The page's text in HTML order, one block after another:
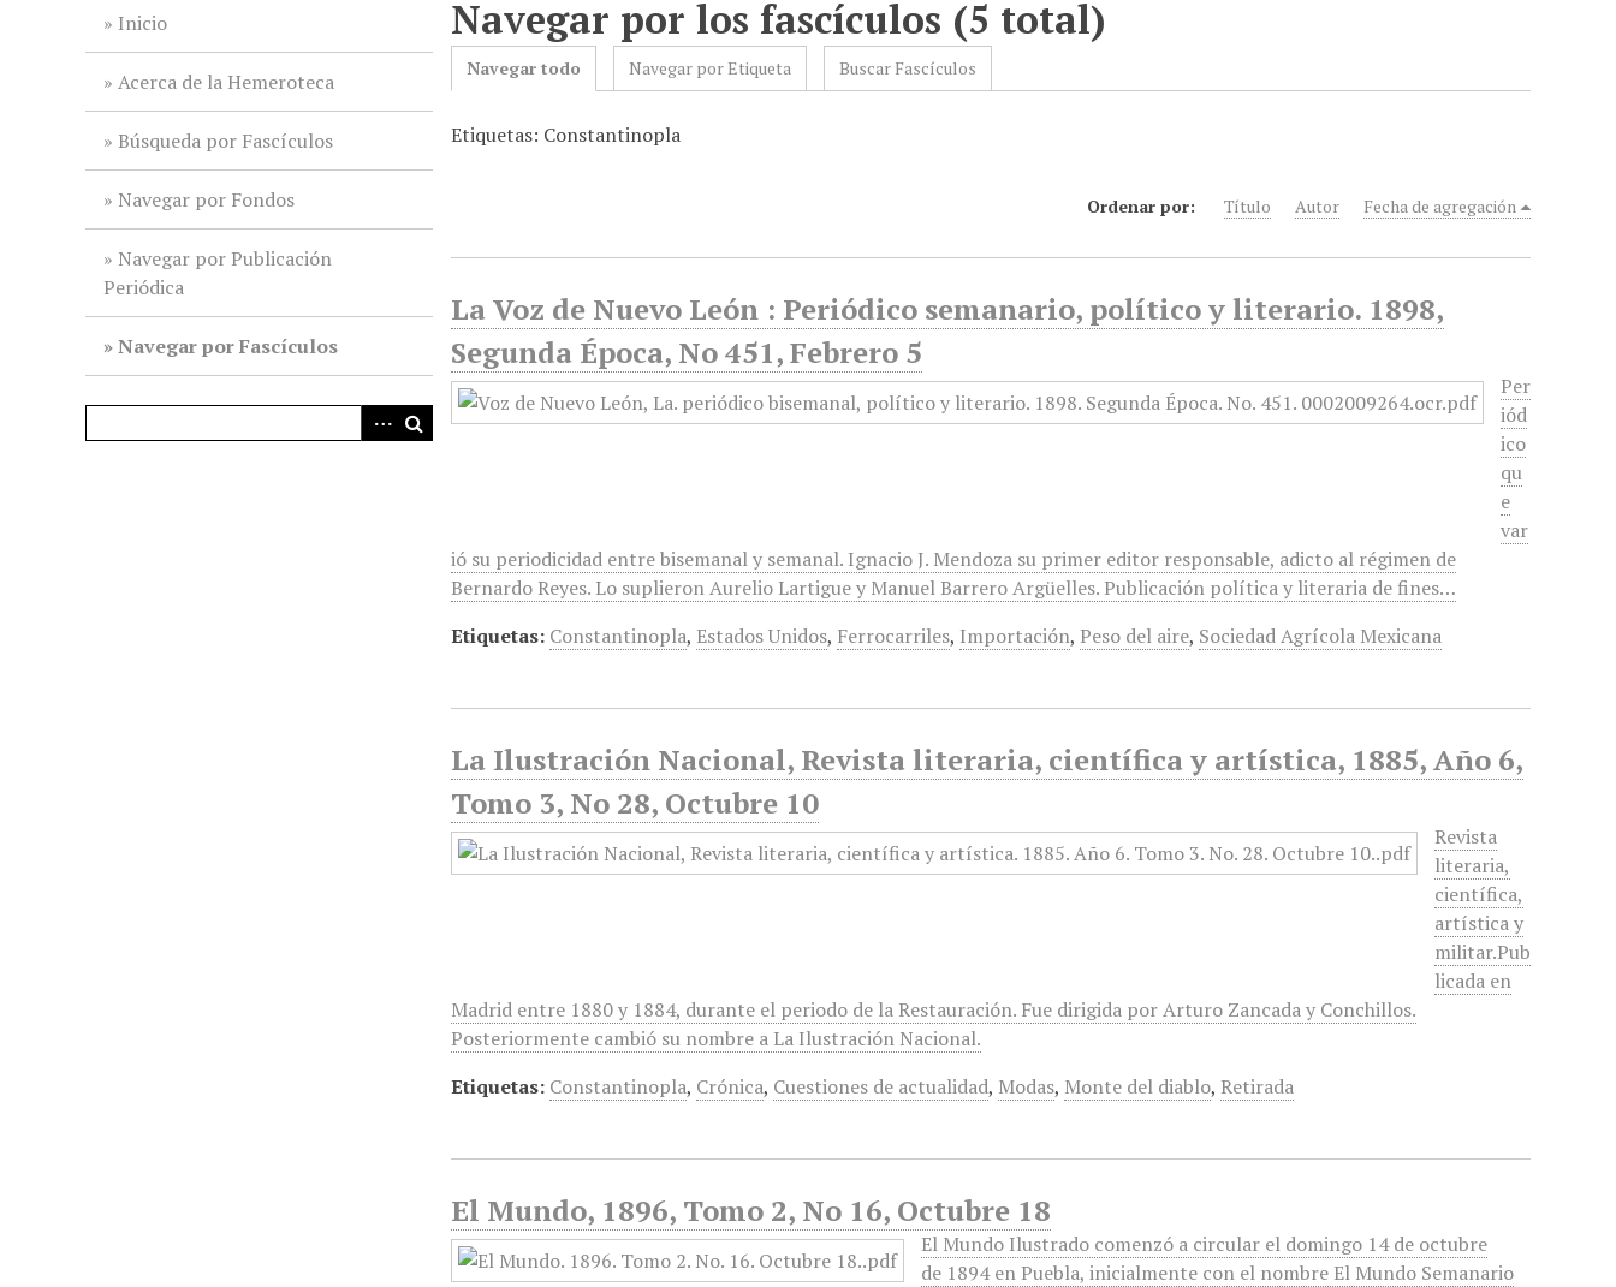
Inicio
Acerca de la Hemeroteca
Búsqueda por Fascículos
Navegar por Fondos
Navegar por Publicación
Periódica
Navegar por Fascículos
Navegar por los fascículos (5 total)
Navegar todo Navegar por Etiqueta Buscar Fascículos
Etiquetas: Constantinopla
Ordenar por: Título Autor Fecha de agregación
La Voz de Nuevo León : Periódico semanario, político y literario. 1898,
Segunda Época, No 451, Febrero 5
Per
iód
ico
qu
e
var
ió su periodicidad entre bisemanal y semanal. Ignacio J. Mendoza su primer editor responsable, adicto al régimen de
Bernardo Reyes. Lo suplieron Aurelio Lartigue y Manuel Barrero Argüelles. Publicación política y literaria de fines…
Etiquetas: Constantinopla, Estados Unidos, Ferrocarriles, Importación, Peso del aire, Sociedad Agrícola Mexicana
La Ilustración Nacional, Revista literaria, científica y artística, 1885, Año 6,
Tomo 3, No 28, Octubre 10
Revista
literaria,
científica,
artística y
militar.Pub
licada en
Madrid entre 1880 y 1884, durante el periodo de la Restauración. Fue dirigida por Arturo Zancada y Conchillos.
Posteriormente cambió su nombre a La Ilustración Nacional.
Etiquetas: Constantinopla, Crónica, Cuestiones de actualidad, Modas, Monte del diablo, Retirada
El Mundo, 1896, Tomo 2, No 16, Octubre 18
El Mundo Ilustrado comenzó a circular el domingo 14 de octubre
de 1894 en Puebla, inicialmente con el nombre El Mundo Semanario